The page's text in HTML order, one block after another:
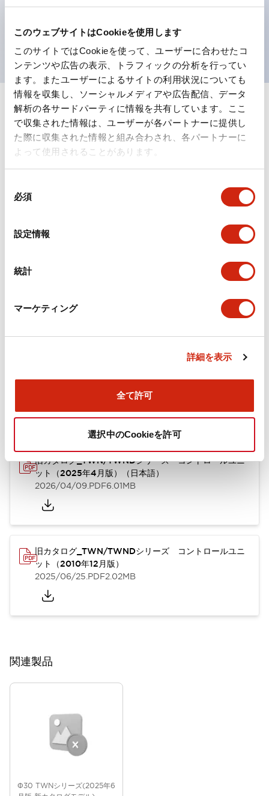
このウェブサイトはCookieを使用します
このサイトではCookieを使って、ユーザーに合わせたコ
ンテンツや広告の表示、トラフィックの分析を行ってい
ます。またユーザーによるサイトの利用状況についても
情報を収集し、ソーシャルメディアや広告配信、データ
解析の各サードパーティに情報を共有しています。ここ
で収集された情報は、ユーザーが各パートナーに提供し
た際に収集された情報と組み合わされ、各パートナーに
よって使用されることがあります。
必須
設定情報
統計
マーケティング
詳細を表示
全て許可
選択中のCookieを許可
UL、CSA、TÜV、CCC認証品。
仕様 すべて展開
形状仕様
電気的仕様(照光部定格)
環境仕様
機能仕様
機械的仕様
カタログ CAD 規格・認証 技術文書
旧カタログ_TWN/TWNDシリーズ コントロールユニ
ット（2025年4月版）（日本語）
2026/04/09.PDF6.01MB
旧カタログ_TWN/TWNDシリーズ コントロールユニ
ット（2010年12月版）
2025/06/25.PDF2.02MB
関連製品
Φ30 TWNシリーズ(2025年6